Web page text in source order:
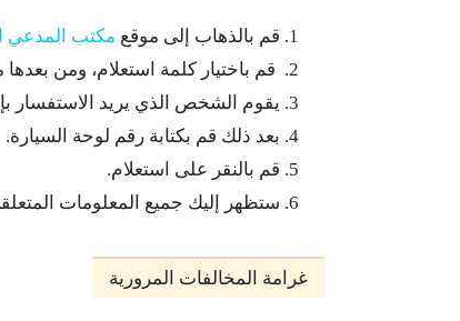
قم بالذهاب إلى موقع مكتب المدعي
قم باختيار كلمة استعلام، ومن
يقوم الشخص الذي يريد الاستفسار
بعد ذلك قم بكتابة رقم لوحة السيارة.
قم بالنقر على استعلام.
ستظهر إليك جميع المعلومات
غرامة المخالفات المرورية